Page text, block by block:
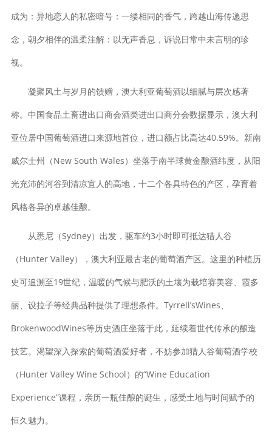
成为：异地恋人的私密暗号：一缕相同的香气，跨越山海传递思
念，朝夕相伴的温柔注解：以无声香息，诉说日常中未言明的珍
视。
凝聚风土与岁月的馈赠，澳大利亚葡萄酒以细腻与层次感著
称。中国食品土畜进出口商会酒类进出口商分会数据显示，澳大利
亚位居中国葡萄酒进口来源地首位，进口额占比高达40.59%。新南
威尔士州（New South Wales）坐落于南半球黄金酿酒纬度，从阳
光充沛的河谷到清凉宜人的高地，十二个各具特色的产区，孕育着
风格各异的卓越佳酿。
从悉尼（Sydney）出发，驱车约3小时即可抵达猎人谷
（Hunter Valley），澳大利亚最古老的葡萄酒产区。这里的种植历
史可追溯至19世纪，温暖的气候与肥沃的土壤为栽培赛美容、霞多
丽、设拉子等经典品种提供了理想条件。Tyrrell’sWines、
BrokenwoodWines等历史酒庄坐落于此，延续着世代传承的酿造
技艺。渴望深入探索的葡萄酒爱好者，不妨参加猎人谷葡萄酒学校
（Hunter Valley Wine School）的“Wine Education
Experience”课程，亲历一瓶佳酿的诞生，感受土地与时间赋予的
恒久魅力。